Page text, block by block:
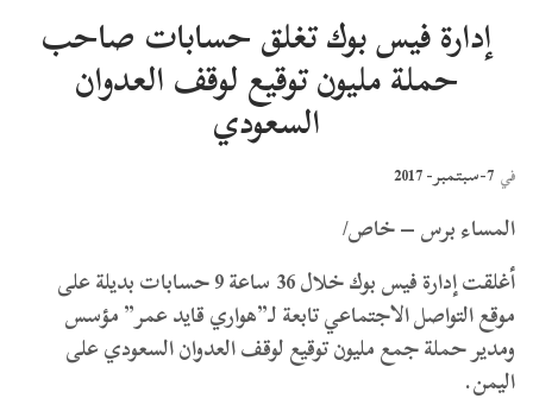
إدارة فيس بوك تغلق حسابات صاحب
حملة مليون توقيع لوقف العدوان
السعودي
في 7-سبتمبر- 2017
المساء برس – خاص/
أغلقت إدارة فيس بوك خلال 36 ساعة 9 حسابات بديلة على
موقع التواصل الاجتماعي تابعة لـ”هواري قايد عمر” مؤسس
ومدير حملة جمع مليون توقيع لوقف العدوان السعودي على
اليمن.